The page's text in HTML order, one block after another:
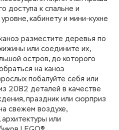
доступа к спальне и
кабинету и мини-кухне
разместите деревья по
или соедините их,
остров, до которого
на каноэ.
побалуйте себя или
2082 деталей в качестве
праздник или сюрприз
свежем воздухе,
или